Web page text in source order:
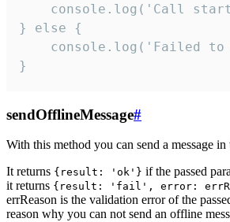
console.log('Call
} else {
console.log('Failed
}
sendOfflineMessage#
With this method you can send a message
It returns {result: 'ok'} if the passed
it returns {result: 'fail', error:
errReason is the validation error of the
reason why you can not send an offline